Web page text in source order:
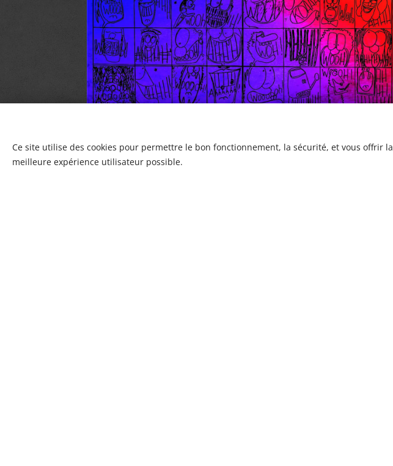
Ce site utilise des cookies pour permettre le bon fonctionnement, la sécurité, et vous offrir la
meilleure expérience utilisateur possible.